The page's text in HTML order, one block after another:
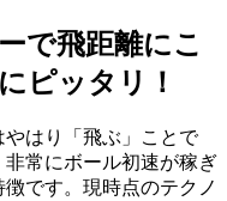
で飛距離にこ
ピッタリ！
はり「飛ぶ」ことで
常にボール初速が稼ぎ
です。現時点のテクノ